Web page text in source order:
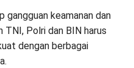
gangguan keamanan dan
TNI, Polri dan BIN harus
dengan berbagai